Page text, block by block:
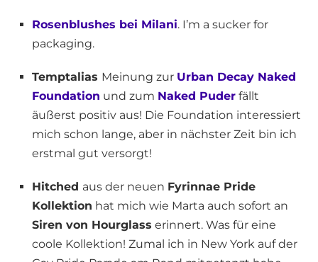
Rosenblushes bei Milani. I’m a sucker for
packaging.
Temptalias Meinung zur Urban Decay Naked
Foundation und zum Naked Puder fällt
äußerst positiv aus! Die Foundation interessiert
mich schon lange, aber in nächster Zeit bin ich
erstmal gut versorgt!
Hitched aus der neuen Fyrinnae Pride
Kollektion hat mich wie Marta auch sofort an
Siren von Hourglass erinnert. Was für eine
coole Kollektion! Zumal ich in New York auf der